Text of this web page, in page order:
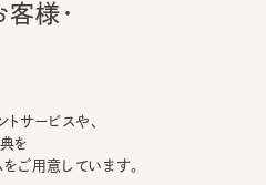
様・
サービスや、
を
ご用意しています。